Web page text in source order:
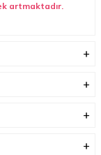
artmaktadır.